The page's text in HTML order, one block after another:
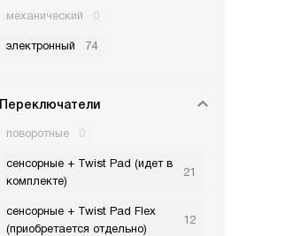
механический 0
электронный 74
Переключатели
поворотные 0
сенсорные + Twist Pad (идет в
комплекте)
21
сенсорные + Twist Pad Flex
(приобретается отдельно)
12